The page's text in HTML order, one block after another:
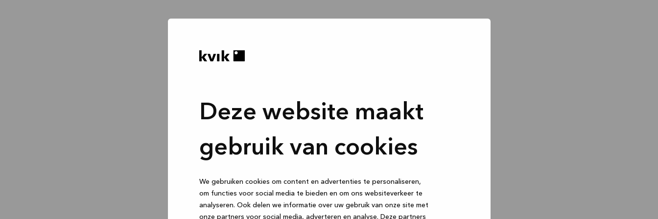
Deze website maakt
gebruik van cookies
We gebruiken cookies om content en advertenties te personaliseren,
om functies voor social media te bieden en om ons websiteverkeer te
analyseren. Ook delen we informatie over uw gebruik van onze site met
onze partners voor social media, adverteren en analyse. Deze partners